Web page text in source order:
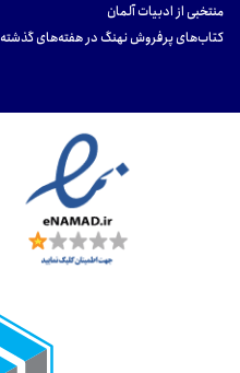
منتخبی از ادبیات آلمان
کتاب‌های پرفروش نهنگ در هفته‌های گذشته